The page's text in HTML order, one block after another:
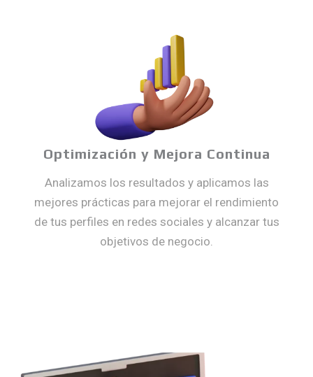
Optimización y Mejora Continua
Analizamos los resultados y aplicamos las
mejores prácticas para mejorar el rendimiento
de tus perfiles en redes sociales y alcanzar tus
objetivos de negocio.